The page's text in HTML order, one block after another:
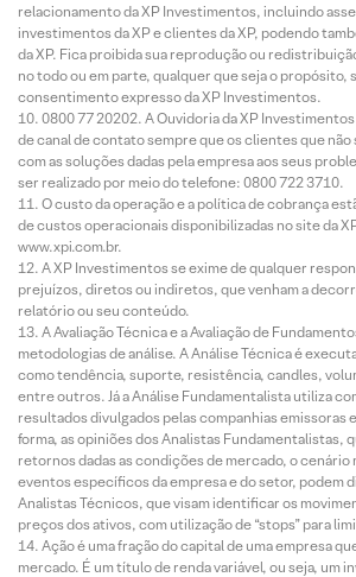
relacionamento da XP Investimentos, incluindo
investimentos da XP e clientes da XP, podendo
da XP. Fica proibida sua reprodução ou
no todo ou em parte, qualquer que seja o propósito,
consentimento expresso da XP Investimentos.
0800 77 20202. A Ouvidoria da XP
de canal de contato sempre que os clientes que
com as soluções dadas pela empresa aos seus
ser realizado por meio do telefone: 0800 722 3710.
O custo da operação e a política de cobrança
de custos operacionais disponibilizadas no site da
www.xpi.com.br.
A XP Investimentos se exime de qualquer
prejuízos, diretos ou indiretos, que venham a
relatório ou seu conteúdo.
A Avaliação Técnica e a Avaliação de
metodologias de análise. A Análise Técnica é
como tendência, suporte, resistência, candles,
entre outros. Já a Análise Fundamentalista utiliza
resultados divulgados pelas companhias emissoras
forma, as opiniões dos Analistas Fundamentalistas,
retornos dadas as condições de mercado, o
eventos específicos da empresa e do setor, podem
Analistas Técnicos, que visam identificar os
preços dos ativos, com utilização de “stops” para
Ação é uma fração do capital de uma empresa
mercado. É um título de renda variável, ou seja, um